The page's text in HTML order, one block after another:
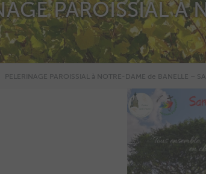
PAROISSIAL
PELERINAGE PAROISSIAL à NOTRE-DAME de BANELLE –